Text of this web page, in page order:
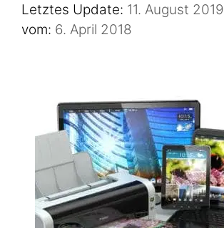
11. August 2019
6. April 2018